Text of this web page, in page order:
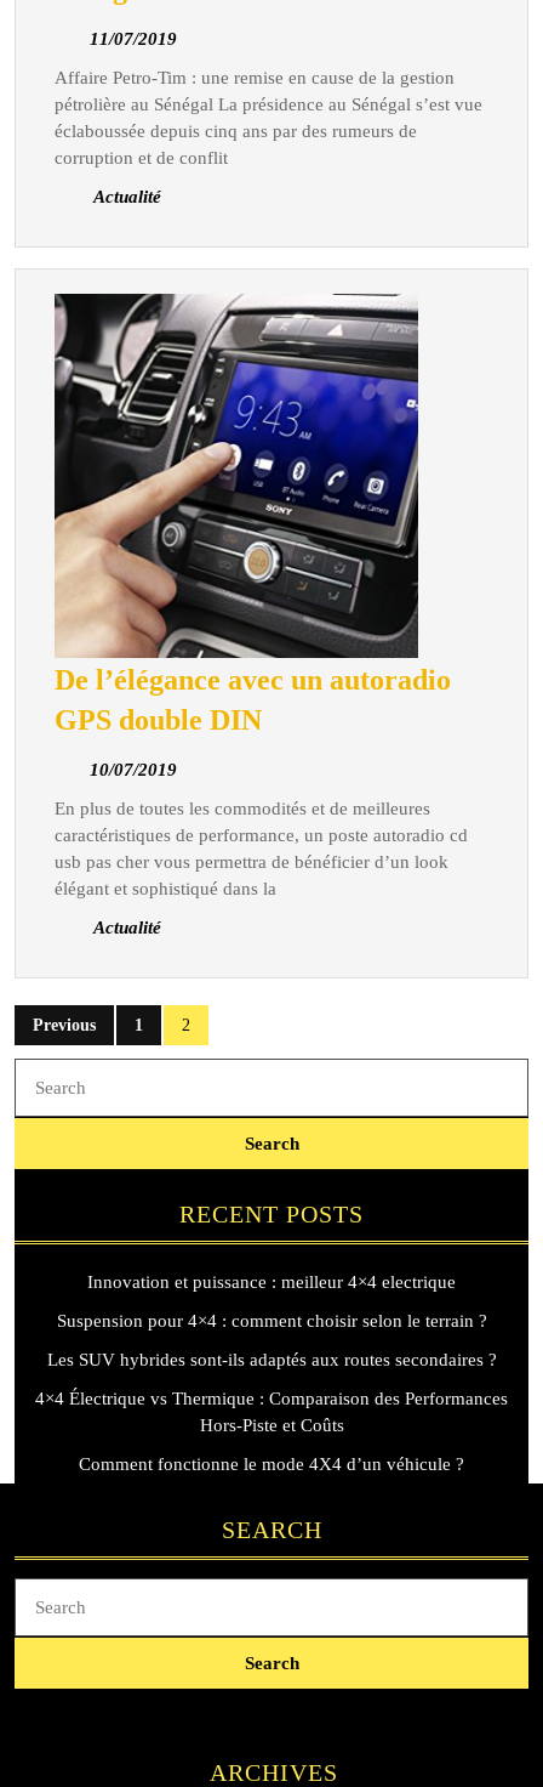
Tim
:
une
remise
en
de
la
gestion
pétrolière
au
Sénégal
11/07/201911/07/2019
Affaire Petro-Tim : une remise en cause de la gestion
pétrolière au Sénégal La présidence au Sénégal s’est vue
éclaboussée depuis cinq ans par des rumeurs de
corruption et de conflit
Actualité
De l’élégance avec un autoradio
GPS double DINDe
un
autoradio
GPS
10/07/201910/07/2019
En plus de toutes les commodités et de meilleures
caractéristiques de performance, un poste autoradio cd
usb pas cher vous permettra de bénéficier d’un look
élégant et sophistiqué dans la
Actualité
Posts
pagination
Previous 1 2
for:
RECENT POSTS
Innovation et puissance : meilleur 4×4 electrique
Suspension pour 4×4 : comment choisir selon le terrain ?
Les SUV hybrides sont-ils adaptés aux routes secondaires ?
4×4 Électrique vs Thermique : Comparaison des Performances
Hors-Piste et Coûts
Comment fonctionne le mode 4X4 d’un véhicule ?
SEARCH
for:
ARCHIVES